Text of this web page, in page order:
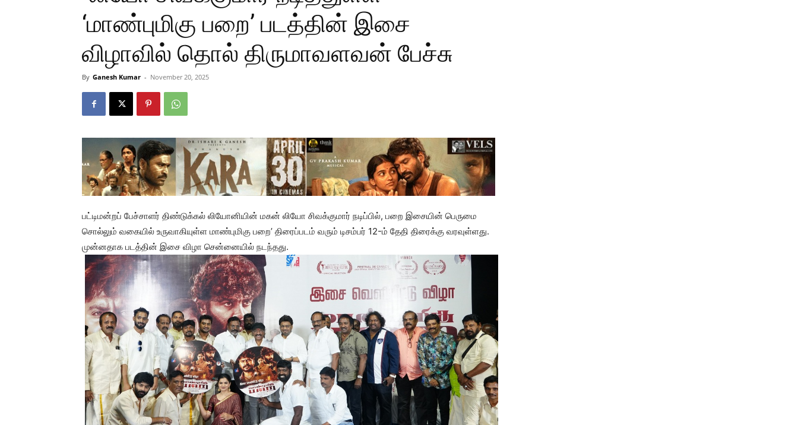
‘மாண்புமிகு பறை’ படத்தின் இசை
விழாவில் தொல் திருமாவளவன் பேச்சு
By Ganesh Kumar - November 20, 2025
பட்டிமன்றப் பேச்சாளர் திண்டுக்கல் லியோனியின் மகன் லியோ சிவக்குமார் நடிப்பில், பறை இசையின் பெருமை
சொல்லும் வகையில் உருவாகியுள்ள மாண்புமிகு பறை’ திரைப்படம் வரும் டிசம்பர் 12-ம் தேதி திரைக்கு வரவுள்ளது.
முன்னதாக படத்தின் இசை விழா சென்னையில் நடந்தது.